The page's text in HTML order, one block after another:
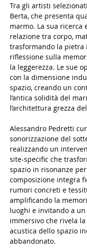
Tra gli artisti
Berta, che presenta
marmo. La sua ricerca
relazione tra corpo,
trasformando la pietra
riflessione sulla
la leggerezza. Le sue
con la dimensione
spazio, creando un
l’antica solidità del
l’architettura grezza
Alessandro Pedretti
sonorizzazione del
realizzando un
site-specific che
spazio in risonanze
composizione integra
rumori concreti e
amplificando la
luoghi e invitando a un
immersivo che rivela
acustica dello spazio
abbandonato.